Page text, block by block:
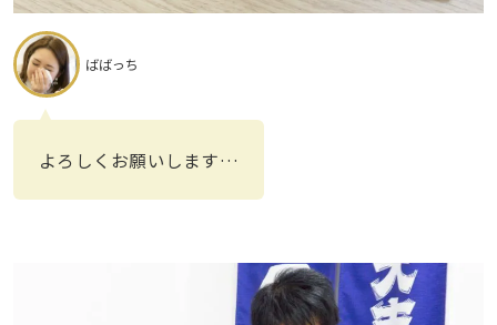
ばばっち
よろしくお願いします…